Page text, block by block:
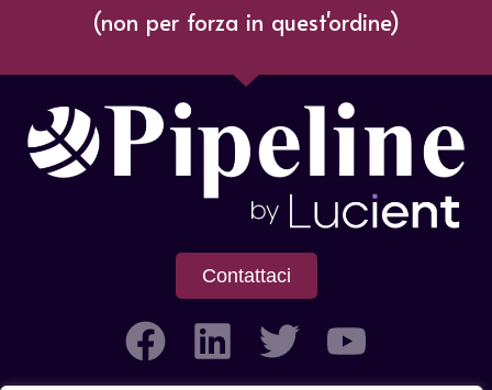
(non per forza in quest'ordine)
Contattaci